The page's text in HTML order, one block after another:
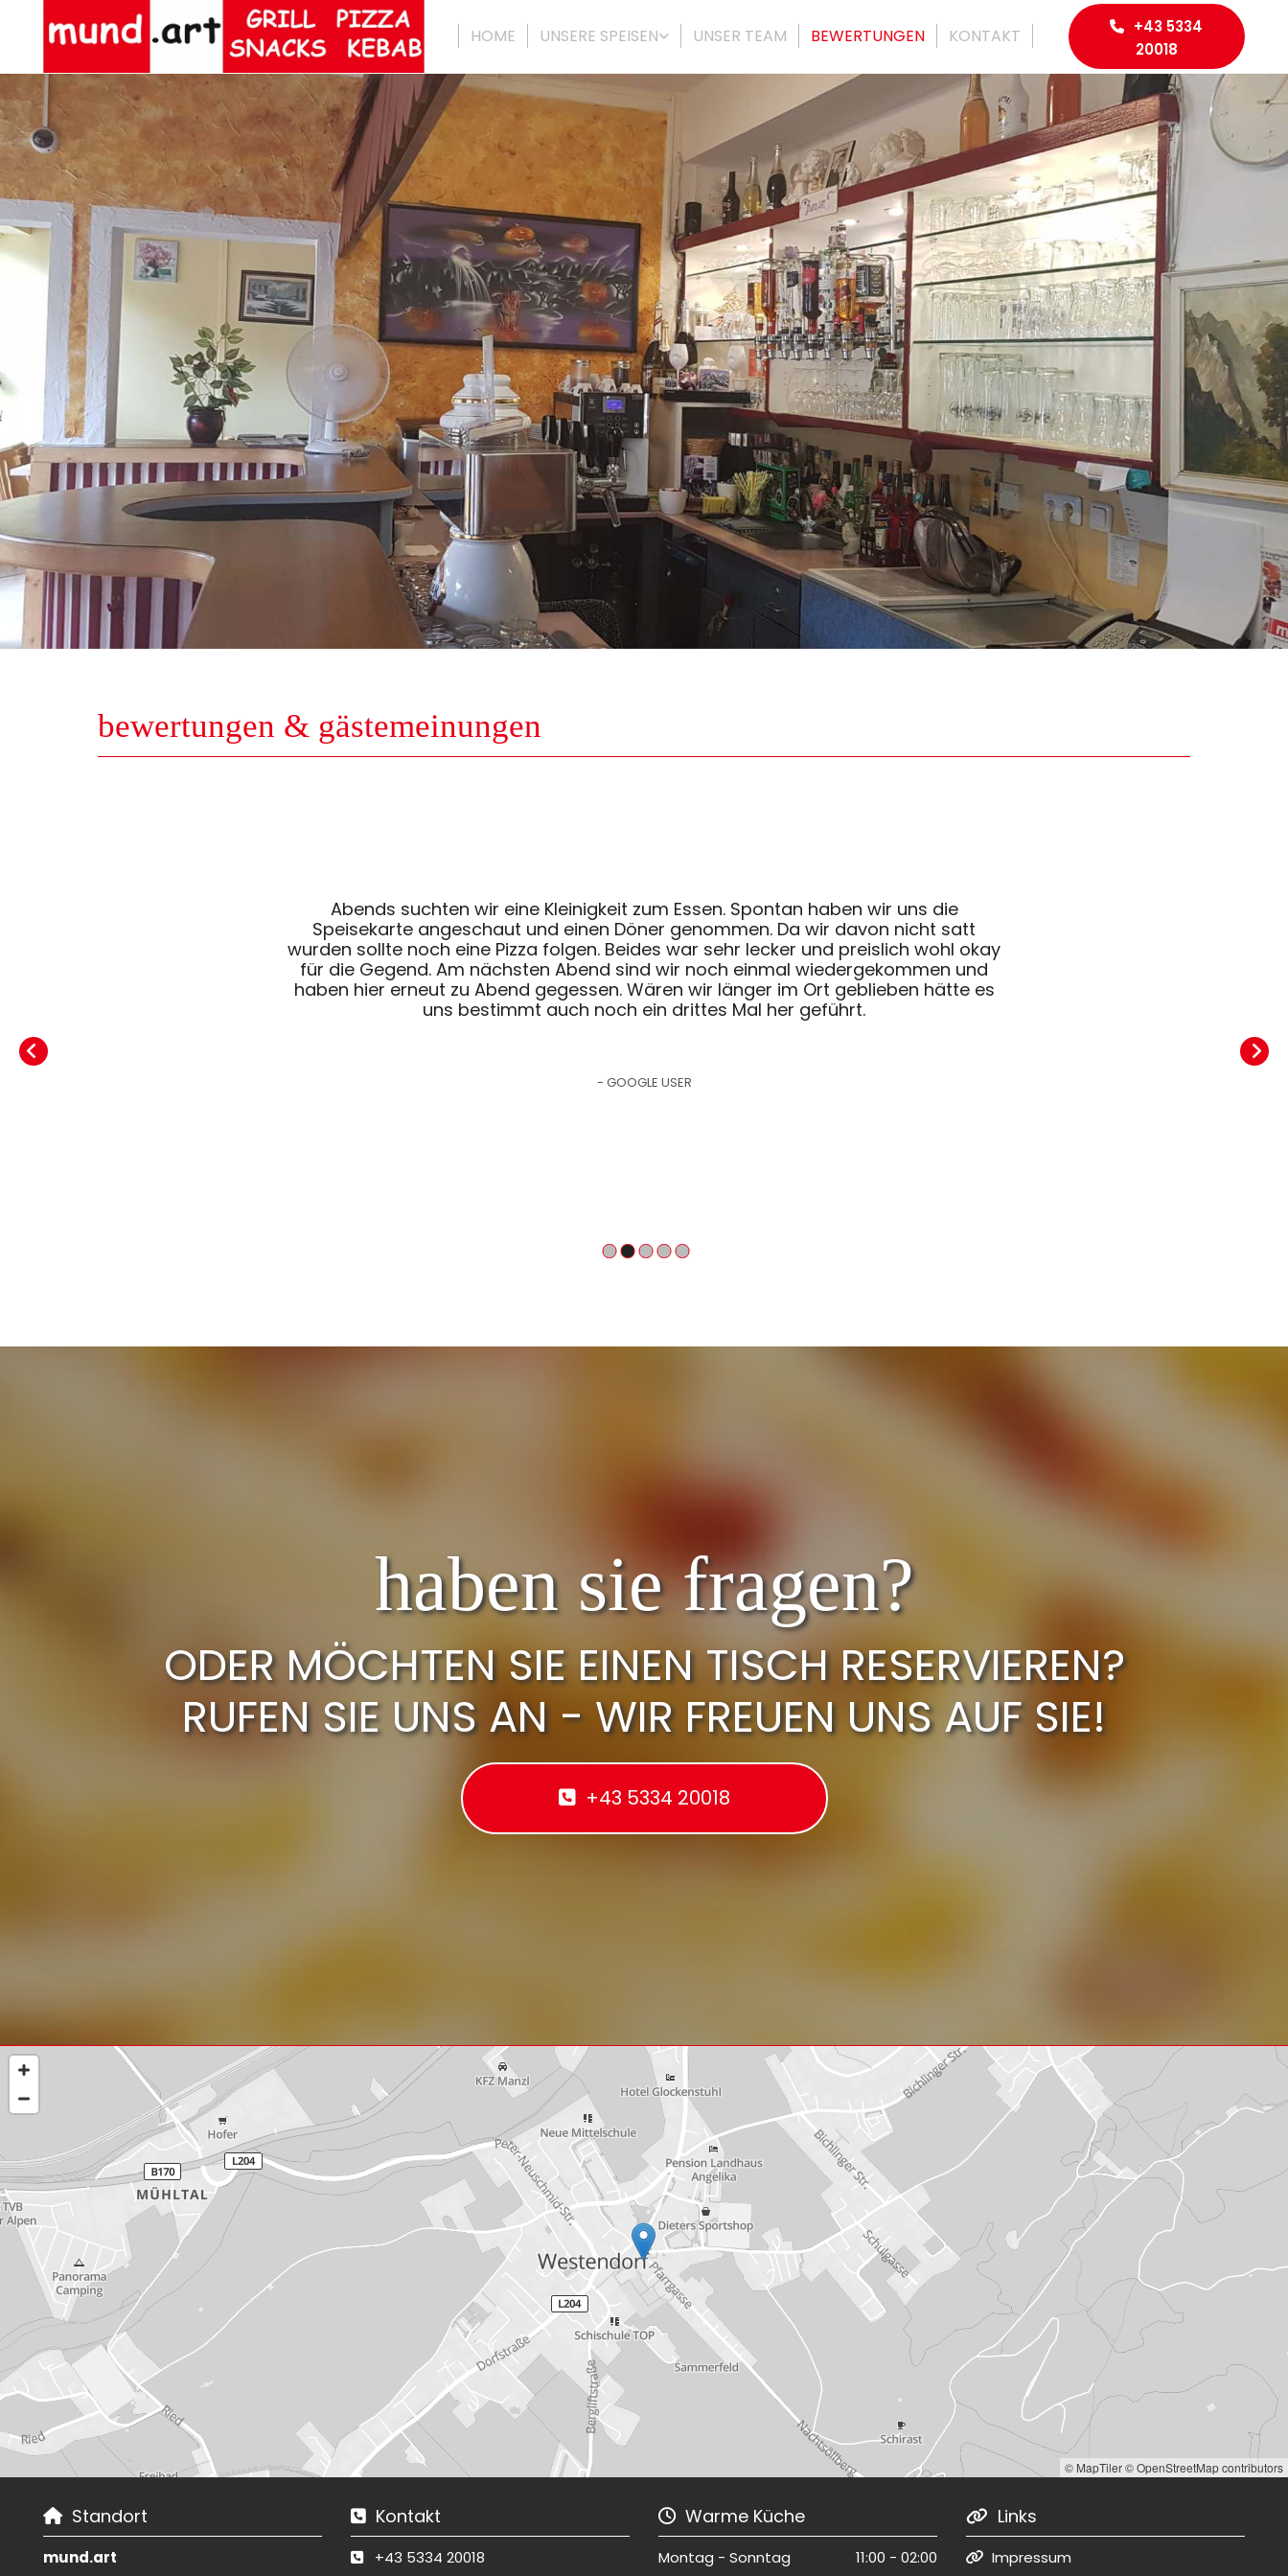
HOME UNSERE SPEISEN UNSER TEAM BEWERTUNGEN KONTAKT
+43 5334
20018
bewertungen & gästemeinungen
Abends suchten wir eine Kleinigkeit zum Essen. Spontan haben wir uns die
Speisekarte angeschaut und einen Döner genommen. Da wir davon nicht satt
wurden sollte noch eine Pizza folgen. Beides war sehr lecker und preislich wohl okay
für die Gegend. Am nächsten Abend sind wir noch einmal wiedergekommen und
haben hier erneut zu Abend gegessen. Wären wir länger im Ort geblieben hätte es
uns bestimmt auch noch ein drittes Mal her geführt.
- GOOGLE USER
haben sie fragen?
ODER MÖCHTEN SIE EINEN TISCH RESERVIEREN?
RUFEN SIE UNS AN - WIR FREUEN UNS AUF SIE!
+43 5334 20018
© MapTiler© OpenStreetMap contributors
Standort
mund.art
 Kontakt

+43 5334 20018
Warme Küche
Montag - Sonntag 11:00 - 02:00
 Links
 Impressum